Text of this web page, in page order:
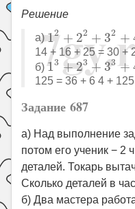
Решение
а)12 + 22 + 32 +
12 22+ 2+
14 + 16 + 25 = 30 +
б)13 +23 + 33 +
13+23+33+4 3
125 = 36 + 6 4 +
Задание 687
а) Над выполнение
потом его ученик − 2
деталей. Токарь
Сколько деталей в
б) Два мастера